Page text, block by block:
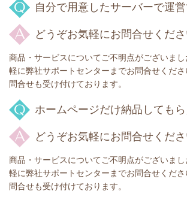
自分で用意したサーバーで運
どうぞお気軽にお問合せくだ
商品・サービスについてご不明点がございま
軽に弊社サポートセンターまでお問合せくだ
問合せも受け付けております。
ホームページだけ納品しても
どうぞお気軽にお問合せくだ
商品・サービスについてご不明点がございま
軽に弊社サポートセンターまでお問合せくだ
問合せも受け付けております。